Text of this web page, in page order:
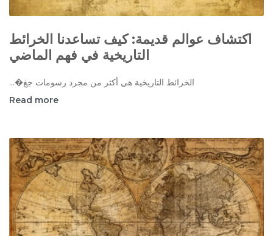
اكتشاف عوالم قديمة: كيف تساعدنا الخرائط
التاريخية في فهم الماضي
الخرائط التاريخية هي أكثر من مجرد رسومات جغ�...
Read more